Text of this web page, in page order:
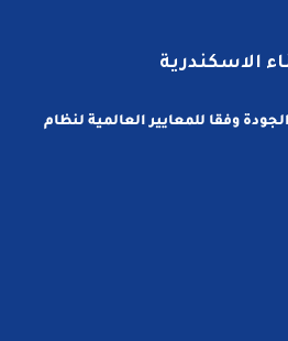
الاسكندرية
وفقا للمعايير العالمية لنظام